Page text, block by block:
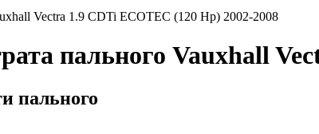
Vectra 1.9 CDTi ECOTEC (120 Hp) 2002-2008
пального Vauxhall
пального